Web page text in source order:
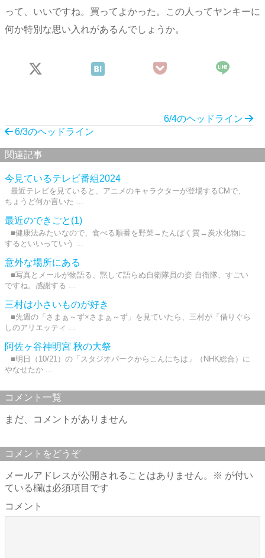
って、いいですね。買ってよかった。この人ってヤンキーに
何か特別な思い入れがあるんでしょうか。
6/4のヘッドライン
6/3のヘッドライン
関連記事
今見ているテレビ番組2024
最近テレビを見ていると、アニメのキャラクターが登場するCMで、
ちょうど何か言いた ...
最近のできごと(1)
■健康法みたいなので、食べる順番を野菜→たんぱく質→炭水化物に
するといいっていう ...
意外な場所にある
■写真とメールが物語る、黙して語らぬ自衛隊員の姿 自衛隊、すごい
ですね。感謝する ...
三村は小さいものが好き
■先週の「さまぁ～ず×さまぁ～ず」を見ていたら、三村が「借りぐら
しのアリエッティ ...
阿佐ヶ谷神明宮 秋の大祭
■明日（10/21）の「スタジオパークからこんにちは」（NHK総合）に
やなせたか ...
コメント一覧
まだ、コメントがありません
コメントをどうぞ
メールアドレスが公開されることはありません。 ※ が付い
ている欄は必須項目です
コメント